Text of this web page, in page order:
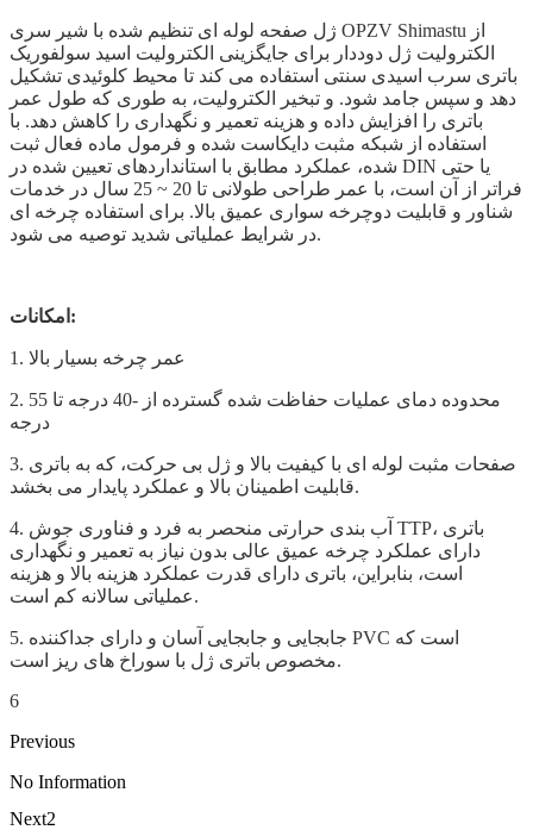
ژل صفحه لوله ای تنظیم شده با شیر سری OPZV Shimastu از
الکترولیت ژل دوددار برای جایگزینی الکترولیت اسید سولفوریک
باتری سرب اسیدی سنتی استفاده می کند تا محیط کلوئیدی تشکیل
دهد و سپس جامد شود. و تبخیر الکترولیت، به طوری که طول عمر
باتری را افزایش داده و هزینه تعمیر و نگهداری را کاهش دهد. با
استفاده از شبکه مثبت دایکاست شده و فرمول ماده فعال ثبت
شده، عملکرد مطابق با استانداردهای تعیین شده در DIN یا حتی
فراتر از آن است، با عمر طراحی طولانی تا 20 ~ 25 سال در خدمات
شناور و قابلیت دوچرخه سواری عمیق بالا. برای استفاده چرخه ای
در شرایط عملیاتی شدید توصیه می شود.
امکانات:
1. عمر چرخه بسیار بالا
2. محدوده دمای عملیات حفاظت شده گسترده از -40 درجه تا 55
درجه
3. صفحات مثبت لوله ای با کیفیت بالا و ژل بی حرکت، که به باتری
قابلیت اطمینان بالا و عملکرد پایدار می بخشد.
4. آب بندی حرارتی منحصر به فرد و فناوری جوش TTP، باتری
دارای عملکرد چرخه عمیق عالی بدون نیاز به تعمیر و نگهداری
است، بنابراین، باتری دارای قدرت عملکرد هزینه بالا و هزینه
عملیاتی سالانه کم است.
5. جابجایی و جابجایی آسان و دارای جداکننده PVC است که
مخصوص باتری ژل با سوراخ های ریز است.
6
Previous
No Information
Next2